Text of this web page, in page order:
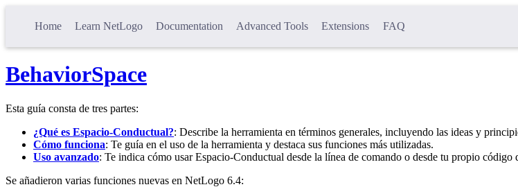
Home Learn NetLogo Documentation Advanced Tools Extensions FAQ
BehaviorSpace
Esta guía consta de tres partes:
¿Qué es Espacio-Conductual?: Describe la herramienta en términos generales, incluyendo las ideas y
Cómo funciona: Te guía en el uso de la herramienta y destaca sus funciones más utilizadas.
Uso avanzado: Te indica cómo usar Espacio-Conductual desde la línea de comando o desde tu propio código
Se añadieron varias funciones nuevas en NetLogo 6.4: